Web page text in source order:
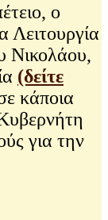
ο
Λειτουργία
Νικολάου,
(δείτε
κάποια
για την